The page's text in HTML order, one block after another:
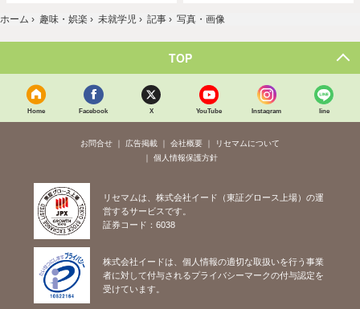
ホーム › 趣味・娯楽 › 未就学児 › 記事 › 写真・画像
TOP
Home Facebook X YouTube Instagram line
お問合せ 広告掲載 会社概要
リセマムについて
個人情報保護方針
リセマムは、株式会社イード（東証グロース上場）の運
営するサービスです。
証券コード：6038
株式会社イードは、個人情報の適切な取扱いを行う事業
者に対して付与されるプライバシーマークの付与認定を
受けています。